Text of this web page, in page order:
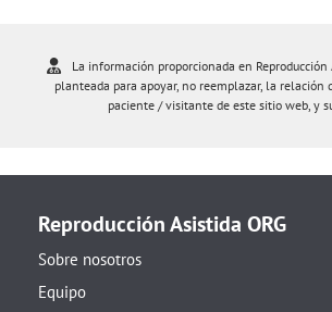
La información proporcionada en Reproducción
planteada para apoyar, no reemplazar, la relación
paciente / visitante de este sitio web, y
Reproducción Asistida ORG
Sobre nosotros
Equipo